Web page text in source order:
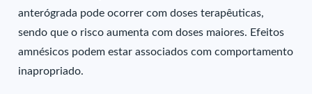
anterógrada pode ocorrer com doses terapêuticas,
sendo que o risco aumenta com doses maiores. Efeitos
amnésicos podem estar associados com comportamento
inapropriado.